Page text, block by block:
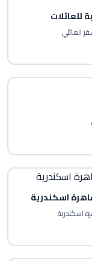
للعائلات
العائلي
اسكندرية
اسكندرية